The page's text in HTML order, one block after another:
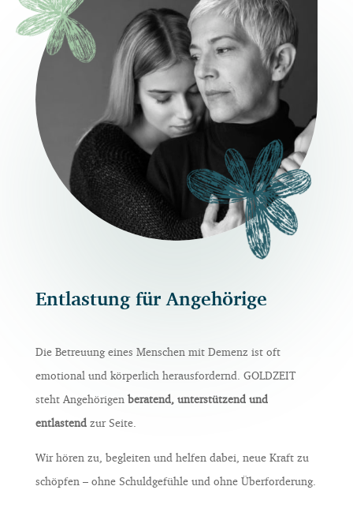
Entlastung für Angehörige
Die Betreuung eines Menschen mit Demenz ist oft
emotional und körperlich herausfordernd. GOLDZEIT
steht Angehörigen beratend, unterstützend und
entlastendzur Seite.
Wir hören zu, begleiten und helfen dabei, neue Kraft zu
schöpfen – ohne Schuldgefühle und ohne Überforderung.